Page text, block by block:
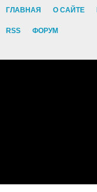
ГЛАВНАЯ О САЙТЕ
RSS ФОРУМ